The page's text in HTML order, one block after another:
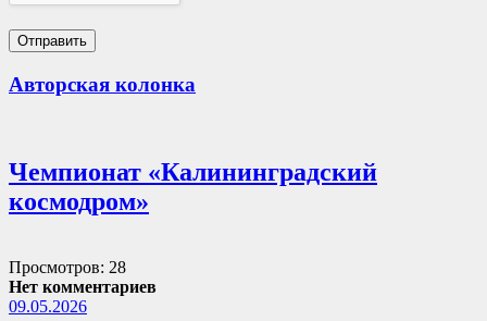
Авторская колонка
Чемпионат «Калининградский
космодром»
Просмотров: 28
Нет комментариев
09.05.2026